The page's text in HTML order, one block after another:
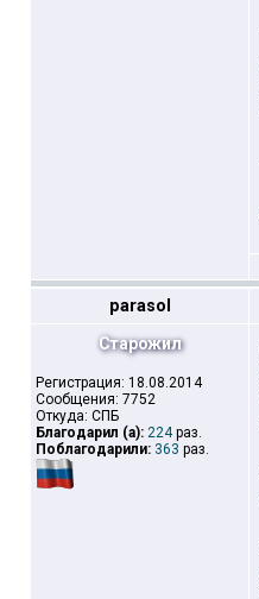
parasol
Старожил
Регистрация: 18.08.2014
Сообщения: 7752
Откуда: СПБ
Благодарил (а): 224раз.
Поблагодарили: 363 раз.